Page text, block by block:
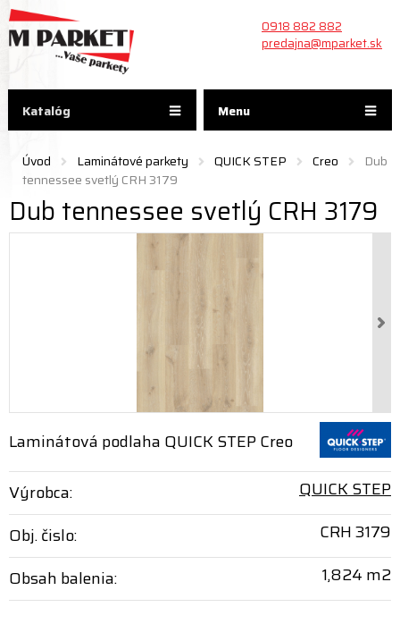
Menu
0918 882 882
predajna@mparket.sk
Úvod Laminátové parkety QUICK STEP Creo
Dub
tennessee svetlý CRH 3179
Dub tennessee svetlý CRH 3179
Laminátová podlaha QUICK STEP Creo
Výrobca:
QUICK STEP
Obj. čislo:
CRH 3179
Obsah balenia:
1,824 m2
Katalóg